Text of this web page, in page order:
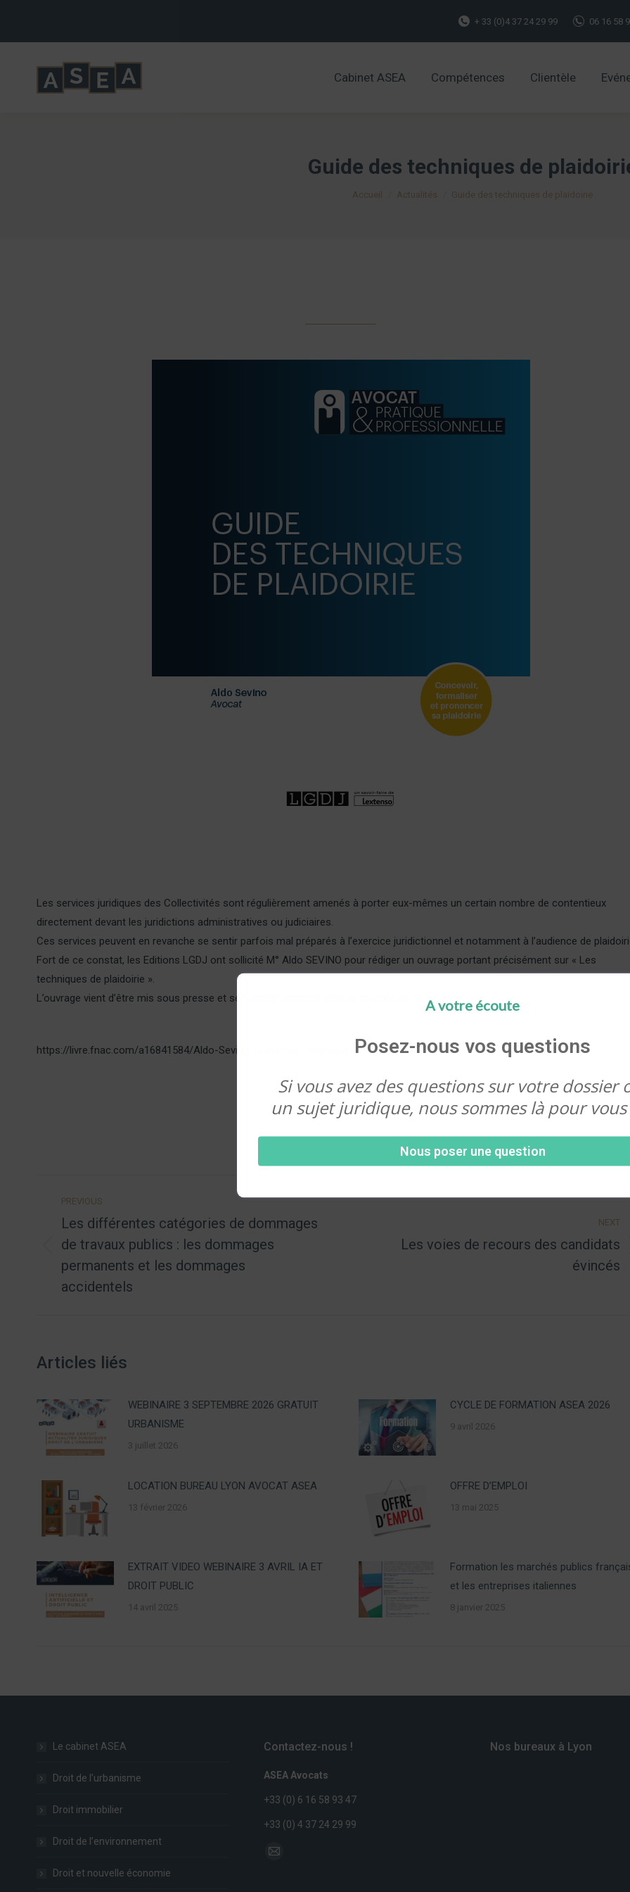
+ 33 (0)4 37 24 29 99 06 16 58
Cabinet ASEA Compétences Clientèle
Guide des techniques de
Vous êtes ici :
Accueil Actualités Guide des techniques de plaidoirie
Les services juridiques des Collectivités sont régulièrement amenés à porter eux-mêmes un certain nombre de contentieux
directement devant les juridictions administratives ou judiciaires.
Ces services peuvent en revanche se sentir parfois mal préparés à l’exercice juridictionnel et notamment à l’audience de
Fort de ce constat, les Editions LGDJ ont sollicité M° Aldo SEVINO pour rédiger un ouvrage portant précisément sur « Les
techniques de plaidoirie ».
L’ouvrage vient d’être mis sous presse et sera commercialisé dans le courant de ce mois.
https://livre.fnac.com/a16841584/Aldo-Sevino-Guide-des-techniques-de-plaidoirie
Post
navigation
PREVIOUS
post:
Les différentes catégories de dommages
de travaux publics : les dommages
permanents et les dommages
accidentels
NEXT
Les voies de recours des candidats
évincés
Articles liés
WEBINAIRE 3 SEPTEMBRE 2026 GRATUIT
URBANISME
3 juillet 2026
CYCLE DE FORMATION ASEA 2026
9 avril 2026
LOCATION BUREAU LYON AVOCAT ASEA
13 février 2026
OFFRE D’EMPLOI
13 mai 2025
EXTRAIT VIDEO WEBINAIRE 3 AVRIL IA ET
DROIT PUBLIC
14 avril 2025
Formation les marchés publics
et les entreprises italiennes
8 janvier 2025
Le cabinet ASEA
Droit de l’urbanisme
Droit immobilier
Droit de l’environnement
Droit et nouvelle économie
Contactez-nous !
ASEA Avocats
+33 (0) 6 16 58 93 47
+33 (0) 4 37 24 29 99
Trouvez nous sur :
Nos bureaux à Lyon
Compétences Clientèle
A votre écoute
Posez-nous vos questions
Si vous avez des questions sur votre dossier
un sujet juridique, nous sommes là pour
Nous poser une question